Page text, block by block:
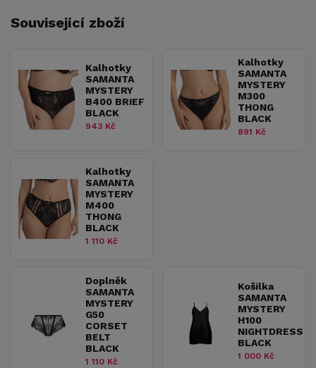
Související zboží
Kalhotky
SAMANTA
MYSTERY
B400 BRIEF
BLACK
943 Kč
Kalhotky
SAMANTA
MYSTERY
M300
THONG
BLACK
891 Kč
Kalhotky
SAMANTA
MYSTERY
M400
THONG
BLACK
1 110 Kč
Doplněk
SAMANTA
MYSTERY
G50
CORSET
BELT
BLACK
1 110 Kč
Košilka
SAMANTA
MYSTERY
H100
NIGHTDRESS
BLACK
1 000 Kč